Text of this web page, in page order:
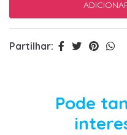
Partilhar:
Pode